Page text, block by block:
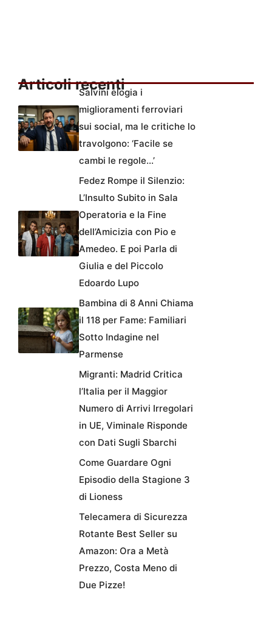
Articoli recenti
Salvini elogia i
miglioramenti ferroviari
sui social, ma le critiche lo
travolgono: ‘Facile se
cambi le regole…’
Fedez Rompe il Silenzio:
L’Insulto Subito in Sala
Operatoria e la Fine
dell’Amicizia con Pio e
Amedeo. E poi Parla di
Giulia e del Piccolo
Edoardo Lupo
Bambina di 8 Anni Chiama
il 118 per Fame: Familiari
Sotto Indagine nel
Parmense
Migranti: Madrid Critica
l’Italia per il Maggior
Numero di Arrivi Irregolari
in UE, Viminale Risponde
con Dati Sugli Sbarchi
Come Guardare Ogni
Episodio della Stagione 3
di Lioness
Telecamera di Sicurezza
Rotante Best Seller su
Amazon: Ora a Metà
Prezzo, Costa Meno di
Due Pizze!